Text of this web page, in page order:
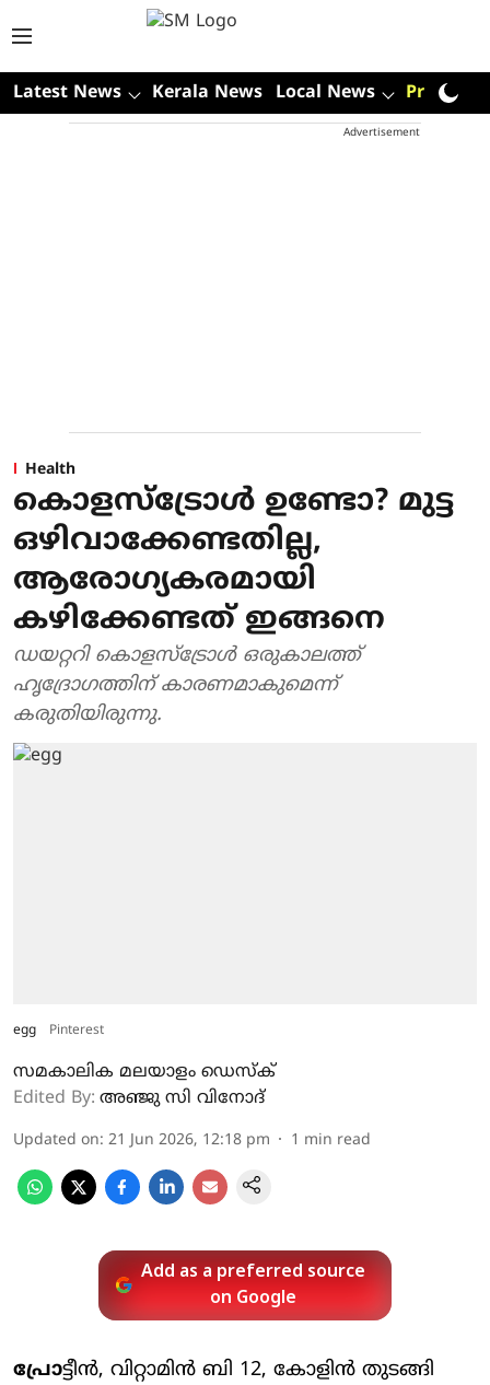
Latest News Kerala News Local News Premium
Advertisement
Health
കൊളസ്ട്രോൾ ഉണ്ടോ? മുട്ട
ഒഴിവാക്കേണ്ടതില്ല,
ആരോഗ്യകരമായി
കഴിക്കേണ്ടത് ഇങ്ങനെ
ഡയറ്ററി കൊളസ്ട്രോൾ ഒരുകാലത്ത്
ഹൃദ്രോഗത്തിന് കാരണമാകുമെന്ന്
കരുതിയിരുന്നു.
egg Pinterest
സമകാലിക മലയാളം ഡെസ്ക്
Edited By: അഞ്ജു സി വിനോദ്‌
Updated on: 21 Jun 2026, 12:18 pm 1 min read
Add as a preferred source
on Google
പ്രോട്ടീൻ, വിറ്റാമിൻ ബി 12, കോളിൻ തുടങ്ങി